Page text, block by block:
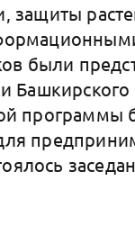
защиты
были
Башкирского